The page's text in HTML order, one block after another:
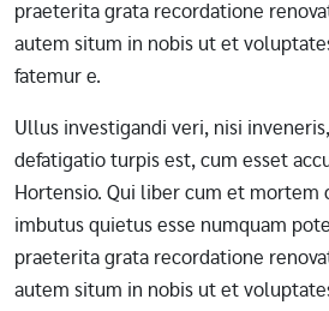
praeterita grata recordatione
autem situm in nobis ut et
fatemur e.
Ullus investigandi veri, nisi
defatigatio turpis est, cum esset
Hortensio. Qui liber cum et mortem
imbutus quietus esse numquam
praeterita grata recordatione
autem situm in nobis ut et